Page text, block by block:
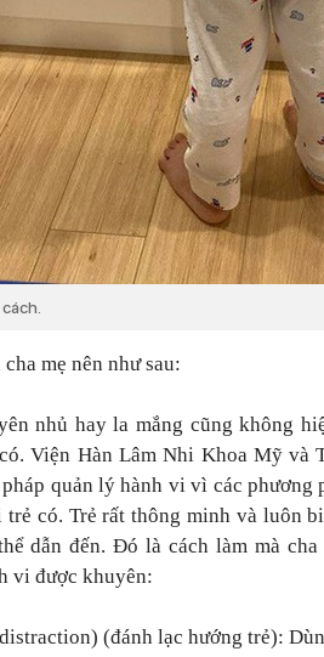
mẹ nên như sau:
nhủ hay la mắng cũng không
Viện Hàn Lâm Nhi Khoa Mỹ và
quản lý hành vi vì các
có. Trẻ rất thông minh và luôn
dẫn đến. Đó là cách làm mà
vi được khuyên:
(đánh lạc hướng trẻ):